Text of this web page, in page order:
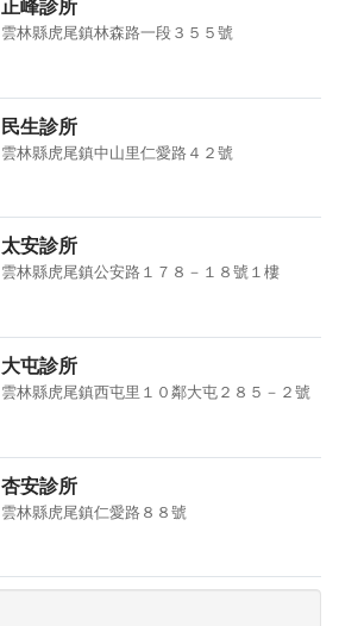
正峰診所
雲林縣虎尾鎮林森路一段３５５號
民生診所
雲林縣虎尾鎮中山里仁愛路４２號
太安診所
雲林縣虎尾鎮公安路１７８－１８號１樓
大屯診所
雲林縣虎尾鎮西屯里１０鄰大屯２８５－２號
杏安診所
雲林縣虎尾鎮仁愛路８８號